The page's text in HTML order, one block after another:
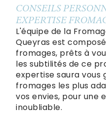
CONSEILS
EXPERTISE
L'équipe de la
Queyras est
fromages, prêts à
les subtilités de ce
expertise saura vous
fromages les plus
vos envies, pour une
inoubliable.